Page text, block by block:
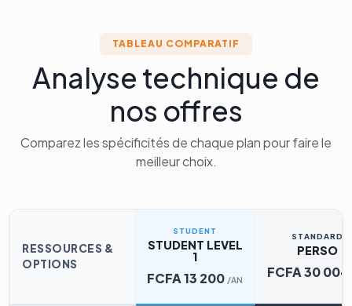
TABLEAU COMPARATIF
Analyse technique de
nos offres
Comparez les spécificités de chaque plan pour faire le
meilleur choix.
RESSOURCES &
OPTIONS
STUDENT
STUDENT LEVEL
1
FCFA 13 200 /AN
STANDARD
PERSO
FCFA 30 004